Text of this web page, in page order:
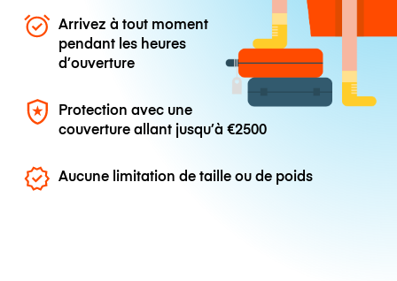
Arrivez à tout moment
pendant les heures
d’ouverture
Protection avec une
couverture allant jusqu’à€2500
Aucune limitation de taille ou de poids